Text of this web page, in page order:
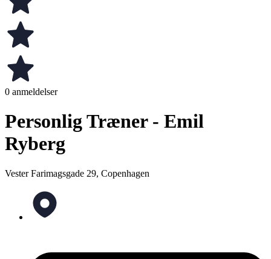
0 anmeldelser
Personlig Træner - Emil
Ryberg
Vester Farimagsgade 29, Copenhagen